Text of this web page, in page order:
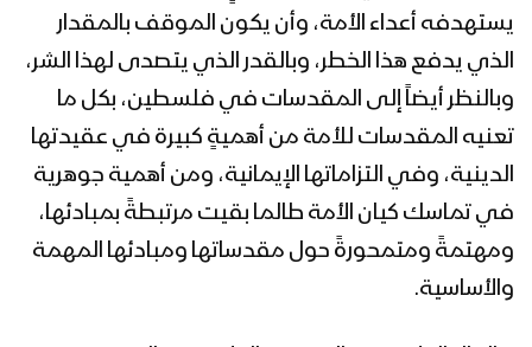
الوعد الإلهي – القول السديد 1444هـ
جيزان – رسائل المجاهدين المرابطين في
جبهة جيزان بمناسبة يوم القدس العالمي
1444هـ
نجران – مقابلات مع المجاهدين المرابطين
في جبهة نجران بمناسبة يوم القدس
يستهدفه أعداء الأمة، وأن يكون الموقف بالمقدار
الذي يدفع هذا الخطر، وبالقدر الذي يتصدى لهذا الشر،
وبالنظر أيضاً إلى المقدسات في فلسطين، بكل ما
تعنيه المقدسات للأمة من أهميةٍ كبيرة في عقيدتها
الدينية، وفي التزاماتها الإيمانية، ومن أهمية جوهرية
في تماسك كيان الأمة طالما بقيت مرتبطةً بمبادئها،
ومهتمةً ومتمحورةً حول مقدساتها ومبادئها المهمة
والأساسية.